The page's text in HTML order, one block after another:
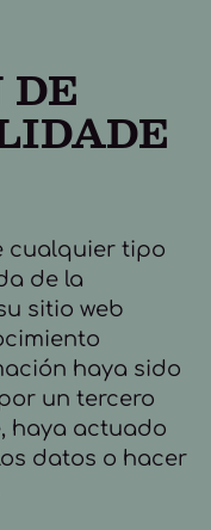
cualquier tipo
de la
sitio web
haya sido
un tercero
haya actuado
datos o hacer